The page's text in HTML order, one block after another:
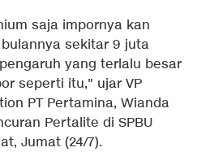
saja impornya kan
sekitar 9 juta
yang terlalu besar
seperti itu," ujar VP
PT Pertamina, Wianda
Pertalite di SPBU
Jumat (24/7).